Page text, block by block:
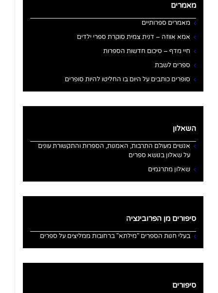
מאמרים
מאמרים ספרותיים
אמא אווזה – דנית צמית סוקרת ספרי ילדים
חיי מדף – סיכום חדשות הספרות
ספרים לשבת
סופרים כותבים על היום בו החליטו להיות סופרים
השאלון
אנשים מעולם התרבות, האמנות, הספרות והתקשורת עונים
על שאלון בנושא ספרים
שאלון מתרגמים
סיפורים מן הפרובינציה
בעלי חנות הספרים "מילתא" ברחובות ממליצים על ספרים
סיפורים